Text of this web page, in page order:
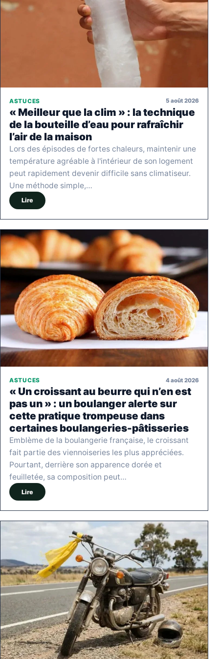
ASTUCES 5 août 2026
« Meilleur que la clim » : la technique
de la bouteille d’eau pour rafraîchir
l’air de la maison
Lors des épisodes de fortes chaleurs, maintenir une
température agréable à l'intérieur de son logement
peut rapidement devenir difficile sans climatiseur.
Une méthode simple,…
Lire
ASTUCES 4 août 2026
« Un croissant au beurre qui n’en est
pas un » : un boulanger alerte sur
cette pratique trompeuse dans
certaines boulangeries-pâtisseries
Emblème de la boulangerie française, le croissant
fait partie des viennoiseries les plus appréciées.
Pourtant, derrière son apparence dorée et
feuilletée, sa composition peut…
Lire